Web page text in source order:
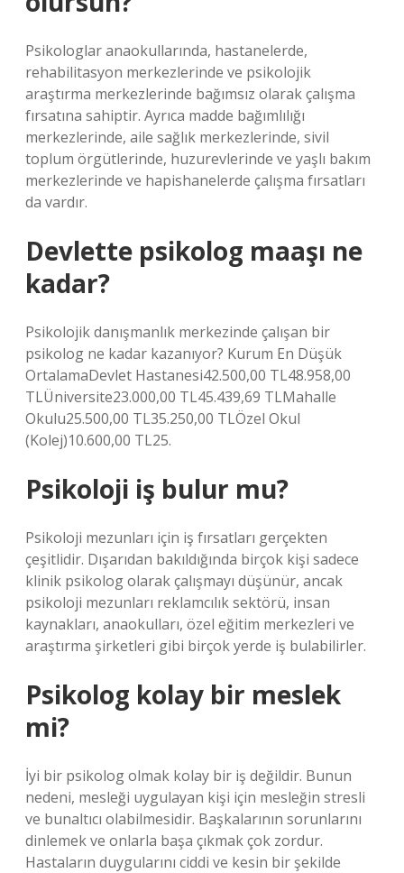
Psikologlar anaokullarında, hastanelerde,
rehabilitasyon merkezlerinde ve psikolojik
araştırma merkezlerinde bağımsız olarak çalışma
fırsatına sahiptir. Ayrıca madde bağımlılığı
merkezlerinde, aile sağlık merkezlerinde, sivil
toplum örgütlerinde, huzurevlerinde ve yaşlı bakım
merkezlerinde ve hapishanelerde çalışma fırsatları
da vardır.
Devlette psikolog maaşı ne
kadar?
Psikolojik danışmanlık merkezinde çalışan bir
psikolog ne kadar kazanıyor? Kurum En Düşük
OrtalamaDevlet Hastanesi42.500,00 TL48.958,00
TLÜniversite23.000,00 TL45.439,69 TLMahalle
Okulu25.500,00 TL35.250,00 TLÖzel Okul
(Kolej)10.600,00 TL25.
Psikoloji iş bulur mu?
Psikoloji mezunları için iş fırsatları gerçekten
çeşitlidir. Dışarıdan bakıldığında birçok kişi sadece
klinik psikolog olarak çalışmayı düşünür, ancak
psikoloji mezunları reklamcılık sektörü, insan
kaynakları, anaokulları, özel eğitim merkezleri ve
araştırma şirketleri gibi birçok yerde iş bulabilirler.
Psikolog kolay bir meslek
mi?
İyi bir psikolog olmak kolay bir iş değildir. Bunun
nedeni, mesleği uygulayan kişi için mesleğin stresli
ve bunaltıcı olabilmesidir. Başkalarının sorunlarını
dinlemek ve onlarla başa çıkmak çok zordur.
Hastaların duygularını ciddi ve kesin bir şekilde